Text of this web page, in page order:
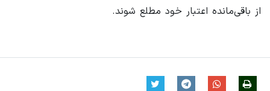
از باقی‌مانده اعتبار خود مطلع شوند.